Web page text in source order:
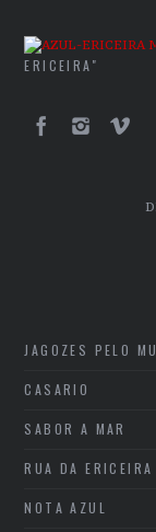
ERICEIRA"
JAGOZES PELO
CASARIO
SABOR A MAR
RUA DA ERICEIRA
NOTA AZUL